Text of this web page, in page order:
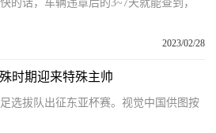
的话，车辆违章后的3~7天就能查到，
2023/02/28
时期迎来特殊主帅
选拔队出征东亚杯赛。视觉中国供图按